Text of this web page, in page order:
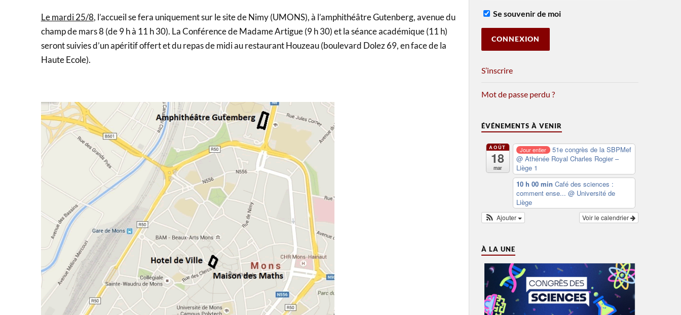
Le mardi 25/8, l’accueil se fera uniquement sur le site de Nimy (UMONS), à l’amphithéâtre Gutenberg, avenue du
champ de mars 8 (de 9 h à 11 h 30). La Conférence de Madame Artigue (9 h 30) et la séance académique (11 h)
seront suivies d’un apéritif offert et du repas de midi au restaurant Houzeau (boulevard Dolez 69, en face de la
Haute Ecole).
Se souvenir de moi
S’inscrire
Mot de passe perdu ?
ÉVÉNEMENTS À VENIR
AOÛT
18
mar
Jour entier
51e congrès de la SBPMef
@ Athénée Royal Charles Rogier –
Liège 1
10 h 00 min Café des sciences :
comment ense... @ Université de
Liège
Voir le calendrier
Ajouter
À LA UNE